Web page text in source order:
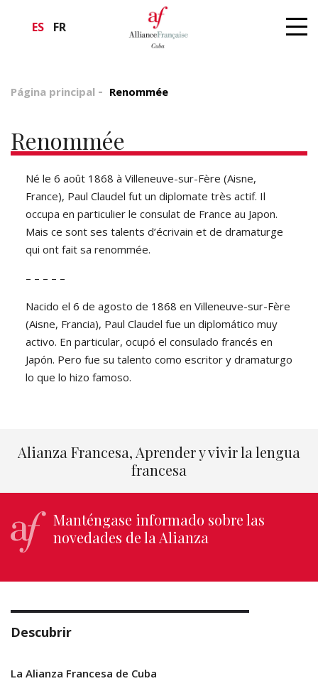
ES FR
Página principal Renommée
Renommée
Né le 6 août 1868 à Villeneuve-sur-Fère (Aisne,
France), Paul Claudel fut un diplomate très actif. Il
occupa en particulier le consulat de France au Japon.
Mais ce sont ses talents d’écrivain et de dramaturge
qui ont fait sa renommée.
– – – – –
Nacido el 6 de agosto de 1868 en Villeneuve-sur-Fère
(Aisne, Francia), Paul Claudel fue un diplomático muy
activo. En particular, ocupó el consulado francés en
Japón. Pero fue su talento como escritor y dramaturgo
lo que lo hizo famoso.
Alianza Francesa, Aprender y vivir la lengua
francesa
Manténgase informado sobre las
novedades de la Alianza
Descubrir
La Alianza Francesa de Cuba